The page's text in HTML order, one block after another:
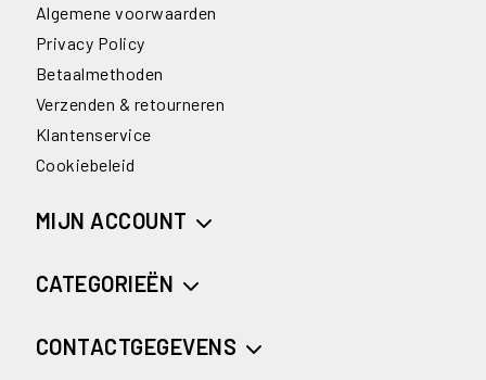
Algemene voorwaarden
Privacy Policy
Betaalmethoden
Verzenden & retourneren
Klantenservice
Cookiebeleid
MIJN ACCOUNT
CATEGORIEËN
CONTACTGEGEVENS